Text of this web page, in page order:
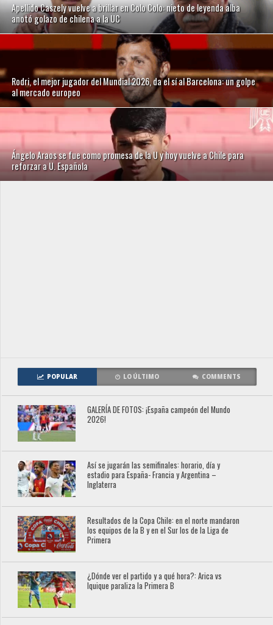
Apellido Caszely vuelve a brillar en Colo Colo: nieto de leyenda alba
anotó golazo de chilena a la UC
Rodri, el mejor jugador del Mundial 2026, da el sí al Barcelona: un golpe
al mercado europeo
Ángelo Araos se fue como promesa de la U y hoy vuelve a Chile para
reforzar a U. Española
POPULAR LO ÚLTIMO COMMENTS
GALERÍA DE FOTOS: ¡España campeón del Mundo
2026!
Así se jugarán las semifinales: horario, día y
estadio para España- Francia y Argentina –
Inglaterra
Resultados de la Copa Chile: en el norte mandaron
los equipos de la B y en el Sur los de la Liga de
Primera
¿Dónde ver el partido y a qué hora?: Arica vs
Iquique paraliza la Primera B